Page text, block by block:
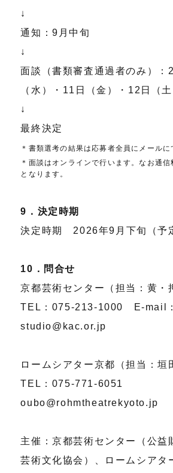
↓
通知：9月中旬
↓
面談（書類審査通過者のみ）：
（水）・11日（金）・12日（土
↓
最終決定
＊書類選考の結果は応募者全員にメールに
＊面談はオンラインで行います。なお通
となります。
9．決定時期
決定時期 2026年9月下旬（予
10．問合せ
京都芸術センター（担当：黄・
TEL：075-213-1000 E-mail：
studio@kac.or.jp
ロームシアター京都（担当：垣
TEL：075-771-6051
oubo@rohmtheatrekyoto.jp
主催：京都芸術センター（公益
芸術文化協会）、ロームシアタ